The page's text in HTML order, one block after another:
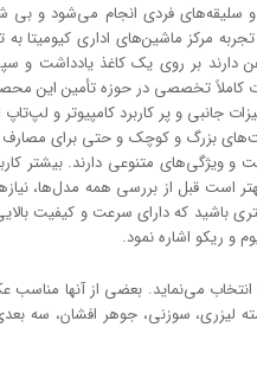
و سلیقه‌های فردی انجام می‌شود و
مرکز ماشین‌های اداری کیومیتا به
دارند بر روی یک کاغذ یادداشت و
کاملاً تخصصی در حوزه تأمین این
جانبی و پر کاربرد کامپیوتر و
بزرگ و کوچک و حتی برای مصارف
و ویژگی‌های متنوعی دارند. بیشتر
قبل از بررسی همه مدل‌ها،
باشید که دارای سرعت و کیفیت
و ریکو اشاره نمود.
می‌نماید. بعضی از آنها
لیزری، سوزنی، جوهر افشان، سه